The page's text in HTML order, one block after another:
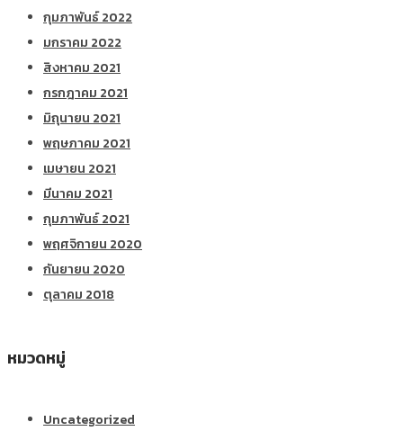
กุมภาพันธ์ 2022
มกราคม 2022
สิงหาคม 2021
กรกฎาคม 2021
มิถุนายน 2021
พฤษภาคม 2021
เมษายน 2021
มีนาคม 2021
กุมภาพันธ์ 2021
พฤศจิกายน 2020
กันยายน 2020
ตุลาคม 2018
หมวดหมู่
Uncategorized